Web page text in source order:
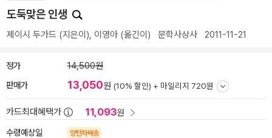
도둑맞은 인생
제이시 두가드 (지은이), 이영아 (옮긴이) 문학사상사 2011-11-21
정가 14,500원
판매가 13,050원 (10% 할인) + 마일리지 720원
카드최대혜택가 11,093원
수령예상일 양탄자배송